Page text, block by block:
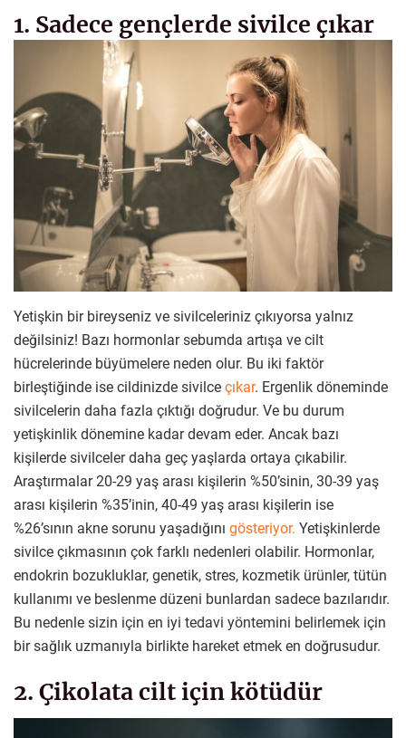
1. Sadece gençlerde sivilce çıkar
Yetişkin bir bireyseniz ve sivilceleriniz çıkıyorsa yalnız
değilsiniz! Bazı hormonlar sebumda artışa ve cilt
hücrelerinde büyümelere neden olur. Bu iki faktör
birleştiğinde ise cildinizde sivilce çıkar. Ergenlik döneminde
sivilcelerin daha fazla çıktığı doğrudur. Ve bu durum
yetişkinlik dönemine kadar devam eder. Ancak bazı
kişilerde sivilceler daha geç yaşlarda ortaya çıkabilir.
Araştırmalar 20-29 yaş arası kişilerin %50’sinin, 30-39 yaş
arası kişilerin %35’inin, 40-49 yaş arası kişilerin ise
%26’sının akne sorunu yaşadığını gösteriyor. Yetişkinlerde
sivilce çıkmasının çok farklı nedenleri olabilir. Hormonlar,
endokrin bozukluklar, genetik, stres, kozmetik ürünler, tütün
kullanımı ve beslenme düzeni bunlardan sadece bazılarıdır.
Bu nedenle sizin için en iyi tedavi yöntemini belirlemek için
bir sağlık uzmanıyla birlikte hareket etmek en doğrusudur.
2. Çikolata cilt için kötüdür